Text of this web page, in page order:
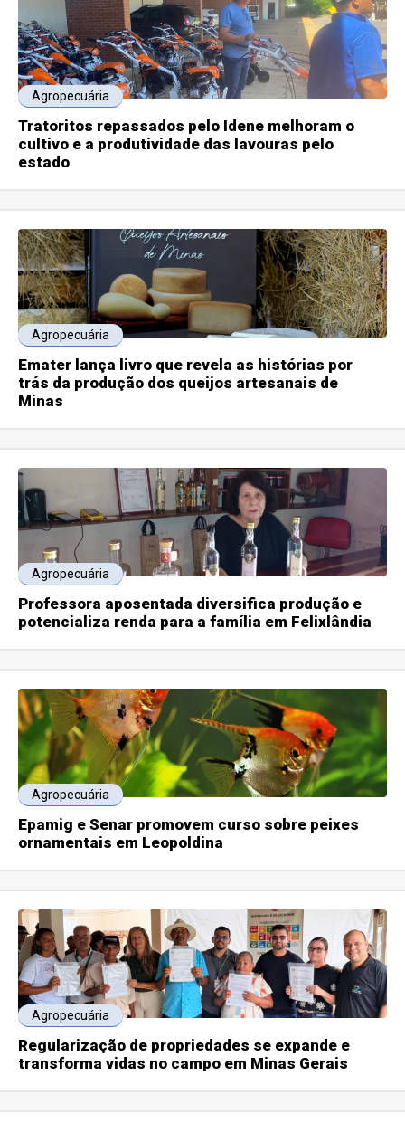
Agropecuária
Tratoritos repassados pelo Idene melhoram o
cultivo e a produtividade das lavouras pelo
estado
Agropecuária
Emater lança livro que revela as histórias por
trás da produção dos queijos artesanais de
Minas
Agropecuária
Professora aposentada diversifica produção e
potencializa renda para a família em Felixlândia
Agropecuária
Epamig e Senar promovem curso sobre peixes
ornamentais em Leopoldina
Agropecuária
Regularização de propriedades se expande e
transforma vidas no campo em Minas Gerais